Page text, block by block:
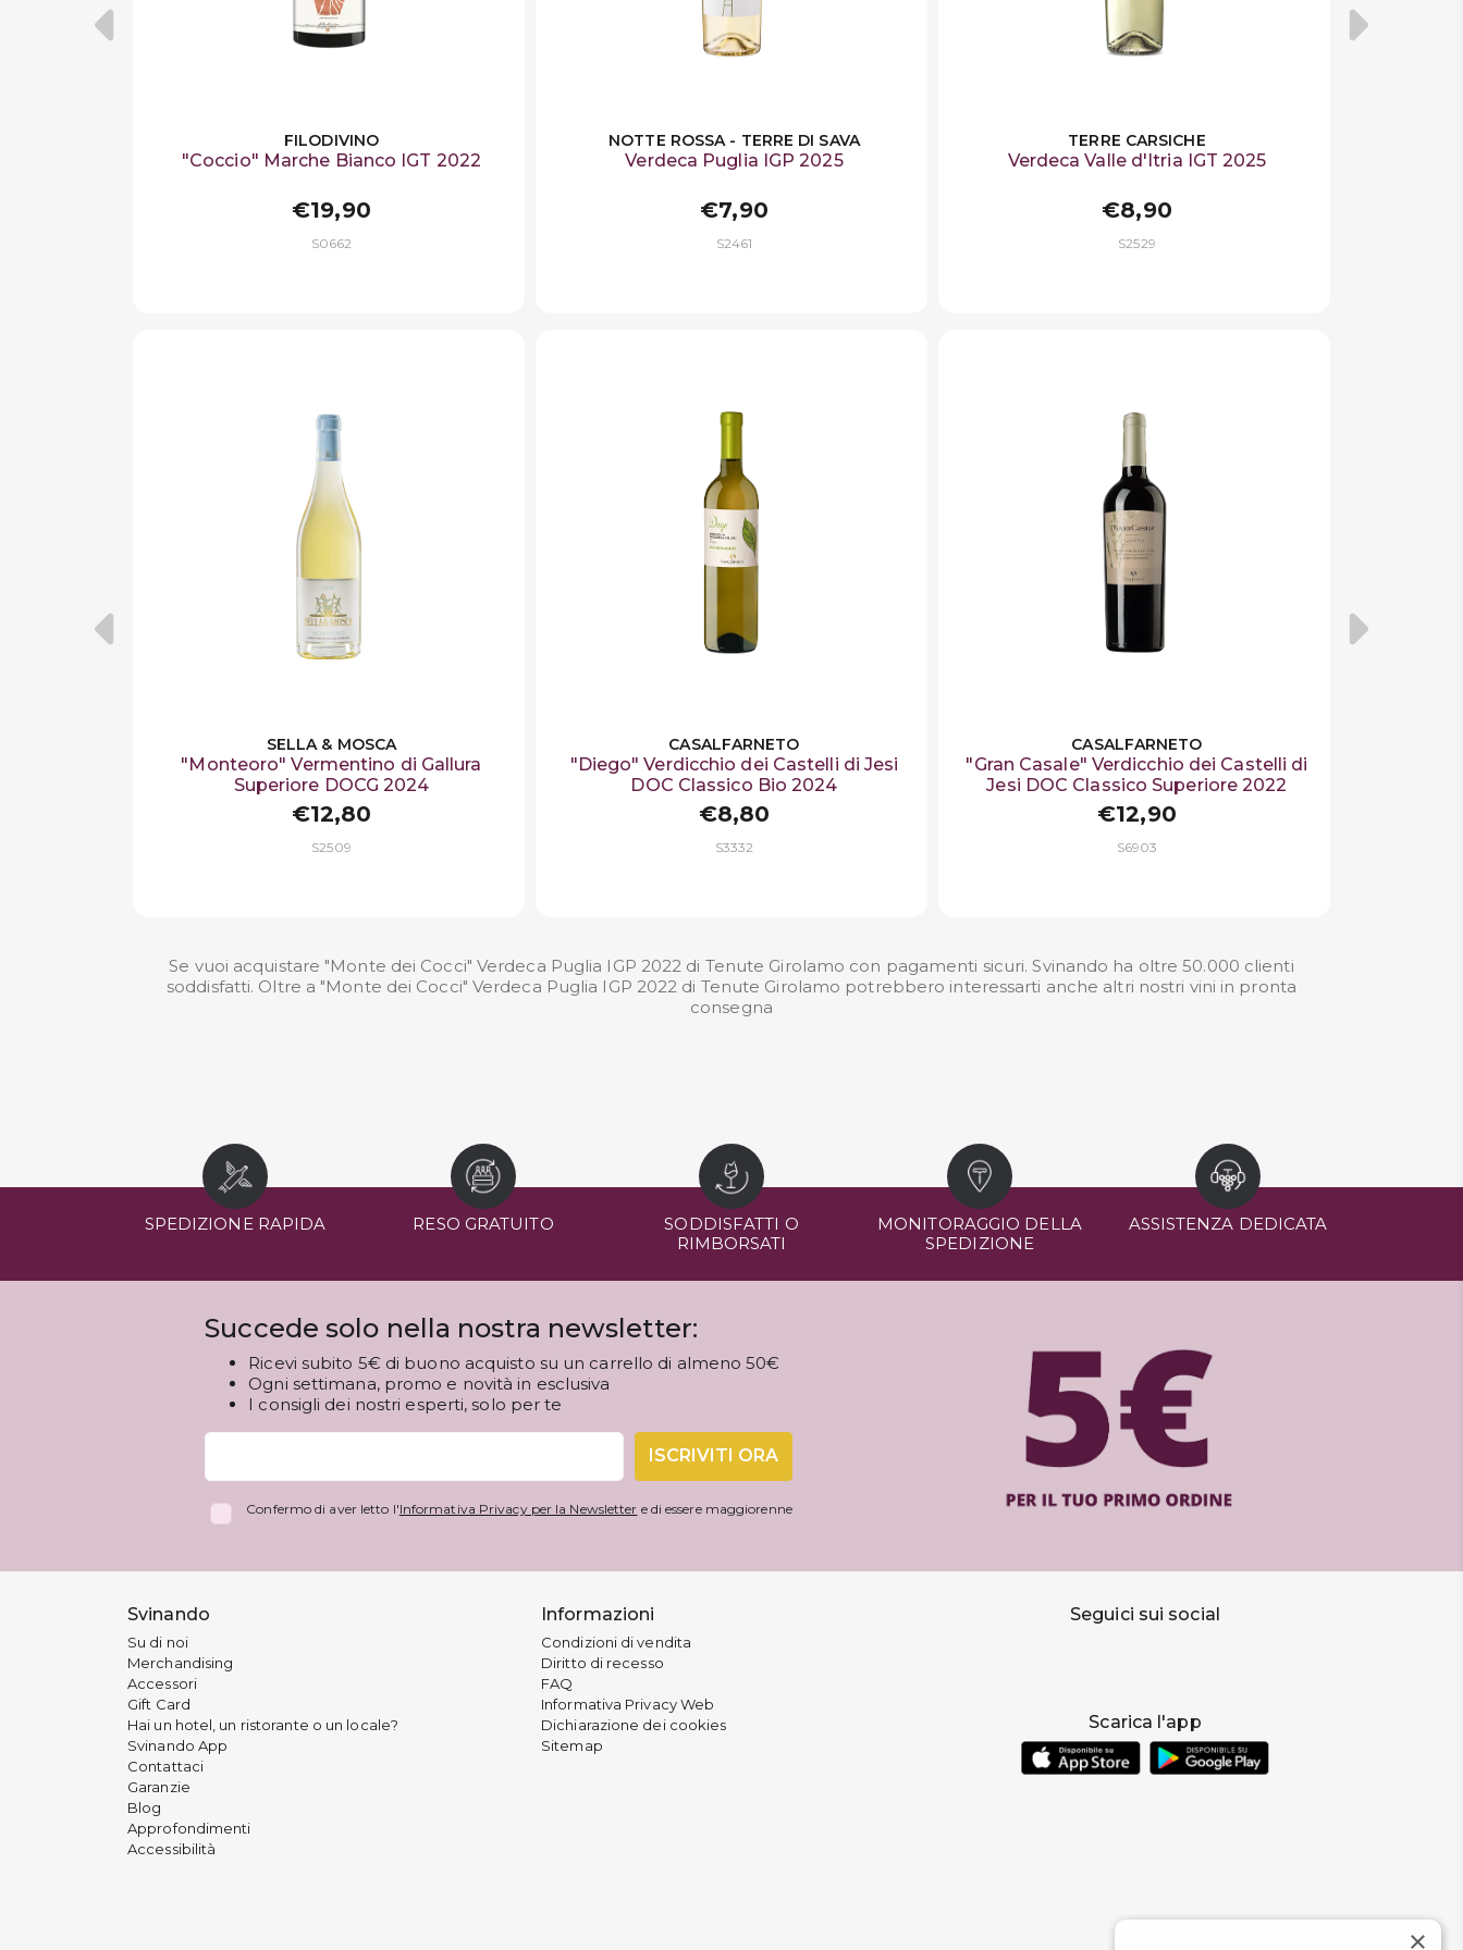
FILODIVINO
"Coccio" Marche Bianco IGT 2022
€19,90
S0662
NOTTE ROSSA - TERRE DI SAVA
Verdeca Puglia IGP 2025
€7,90
S2461
TERRE CARSICHE
Verdeca Valle d'Itria IGT 2025
€8,90
S2529
SELLA & MOSCA
"Monteoro" Vermentino di Gallura
Superiore DOCG 2024
€12,80
S2509
CASALFARNETO
"Diego" Verdicchio dei Castelli di Jesi
DOC Classico Bio 2024
€8,80
S3332
CASALFARNETO
"Gran Casale" Verdicchio dei Castelli di
Jesi DOC Classico Superiore 2022
€12,90
S6903
Se vuoi acquistare "Monte dei Cocci" Verdeca Puglia IGP 2022 di Tenute Girolamo con pagamenti sicuri. Svinando ha oltre 50.000 clienti
soddisfatti. Oltre a "Monte dei Cocci" Verdeca Puglia IGP 2022 di Tenute Girolamo potrebbero interessarti anche altri nostri vini in pronta
consegna
SPEDIZIONE RAPIDA RESO GRATUITO
SODDISFATTI O
RIMBORSATI
MONITORAGGIO DELLA
SPEDIZIONE
ASSISTENZA DEDICATA
Succede solo nella nostra newsletter:
Ricevi subito 5€ di buono acquisto su un carrello di almeno 50€
Ogni settimana, promo e novità in esclusiva
I consigli dei nostri esperti, solo per te
ISCRIVITI ORA
Confermo di aver letto l'Informativa Privacy per la Newsletter e di essere maggiorenne
Svinando
Su di noi
Merchandising
Accessori
Gift Card
Hai un hotel, un ristorante o un locale?
Svinando App
Contattaci
Garanzie
Blog
Approfondimenti
Accessibilità
Informazioni
Condizioni di vendita
Diritto di recesso
FAQ
Informativa Privacy Web
Dichiarazione dei cookies
Sitemap
Seguici sui social
Scarica l'app
×